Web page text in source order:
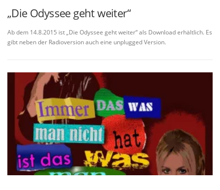
„Die Odyssee geht weiter“
Ab dem 14.8.2015 ist „Die Odyssee geht weiter“ als Download erhältlich. Es
gibt neben der Radioversion auch eine unplugged Version.